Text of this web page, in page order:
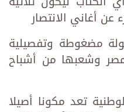
أغاني الانتصار
مضغوطة وتفصيلية
وشعبها من أشباح
تعد مكونا أصيلا